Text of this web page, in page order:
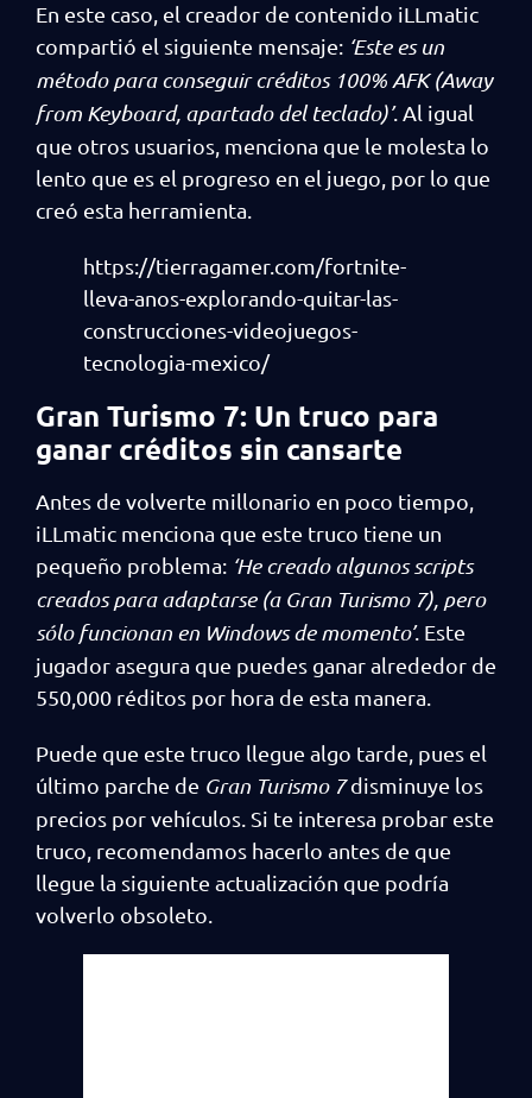
En este caso, el creador de contenido iLLmatic
compartió el siguiente mensaje: ‘Este es un
método para conseguir créditos 100% AFK (Away
from Keyboard, apartado del teclado)’. Al igual
que otros usuarios, menciona que le molesta lo
lento que es el progreso en el juego, por lo que
creó esta herramienta.
https://tierragamer.com/fortnite-
lleva-anos-explorando-quitar-las-
construcciones-videojuegos-
tecnologia-mexico/
Gran Turismo 7: Un truco para
ganar créditos sin cansarte
Antes de volverte millonario en poco tiempo,
iLLmatic menciona que este truco tiene un
pequeño problema: ‘He creado algunos scripts
creados para adaptarse (a Gran Turismo 7), pero
sólo funcionan en Windows de momento’. Este
jugador asegura que puedes ganar alrededor de
550,000 réditos por hora de esta manera.
Puede que este truco llegue algo tarde, pues el
último parche de Gran Turismo 7disminuye los
precios por vehículos. Si te interesa probar este
truco, recomendamos hacerlo antes de que
llegue la siguiente actualización que podría
volverlo obsoleto.